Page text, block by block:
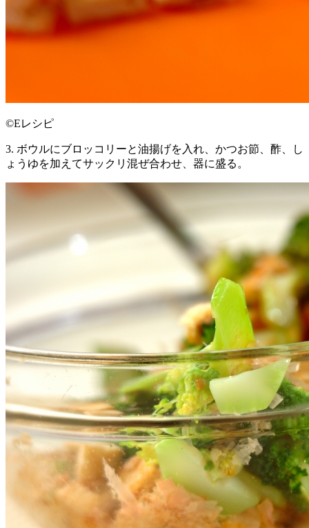
©Eレシピ
3. ボウルにブロッコリーと油揚げを入れ、かつお節、酢、し
ょうゆを加えてサックリ混ぜ合わせ、器に盛る。